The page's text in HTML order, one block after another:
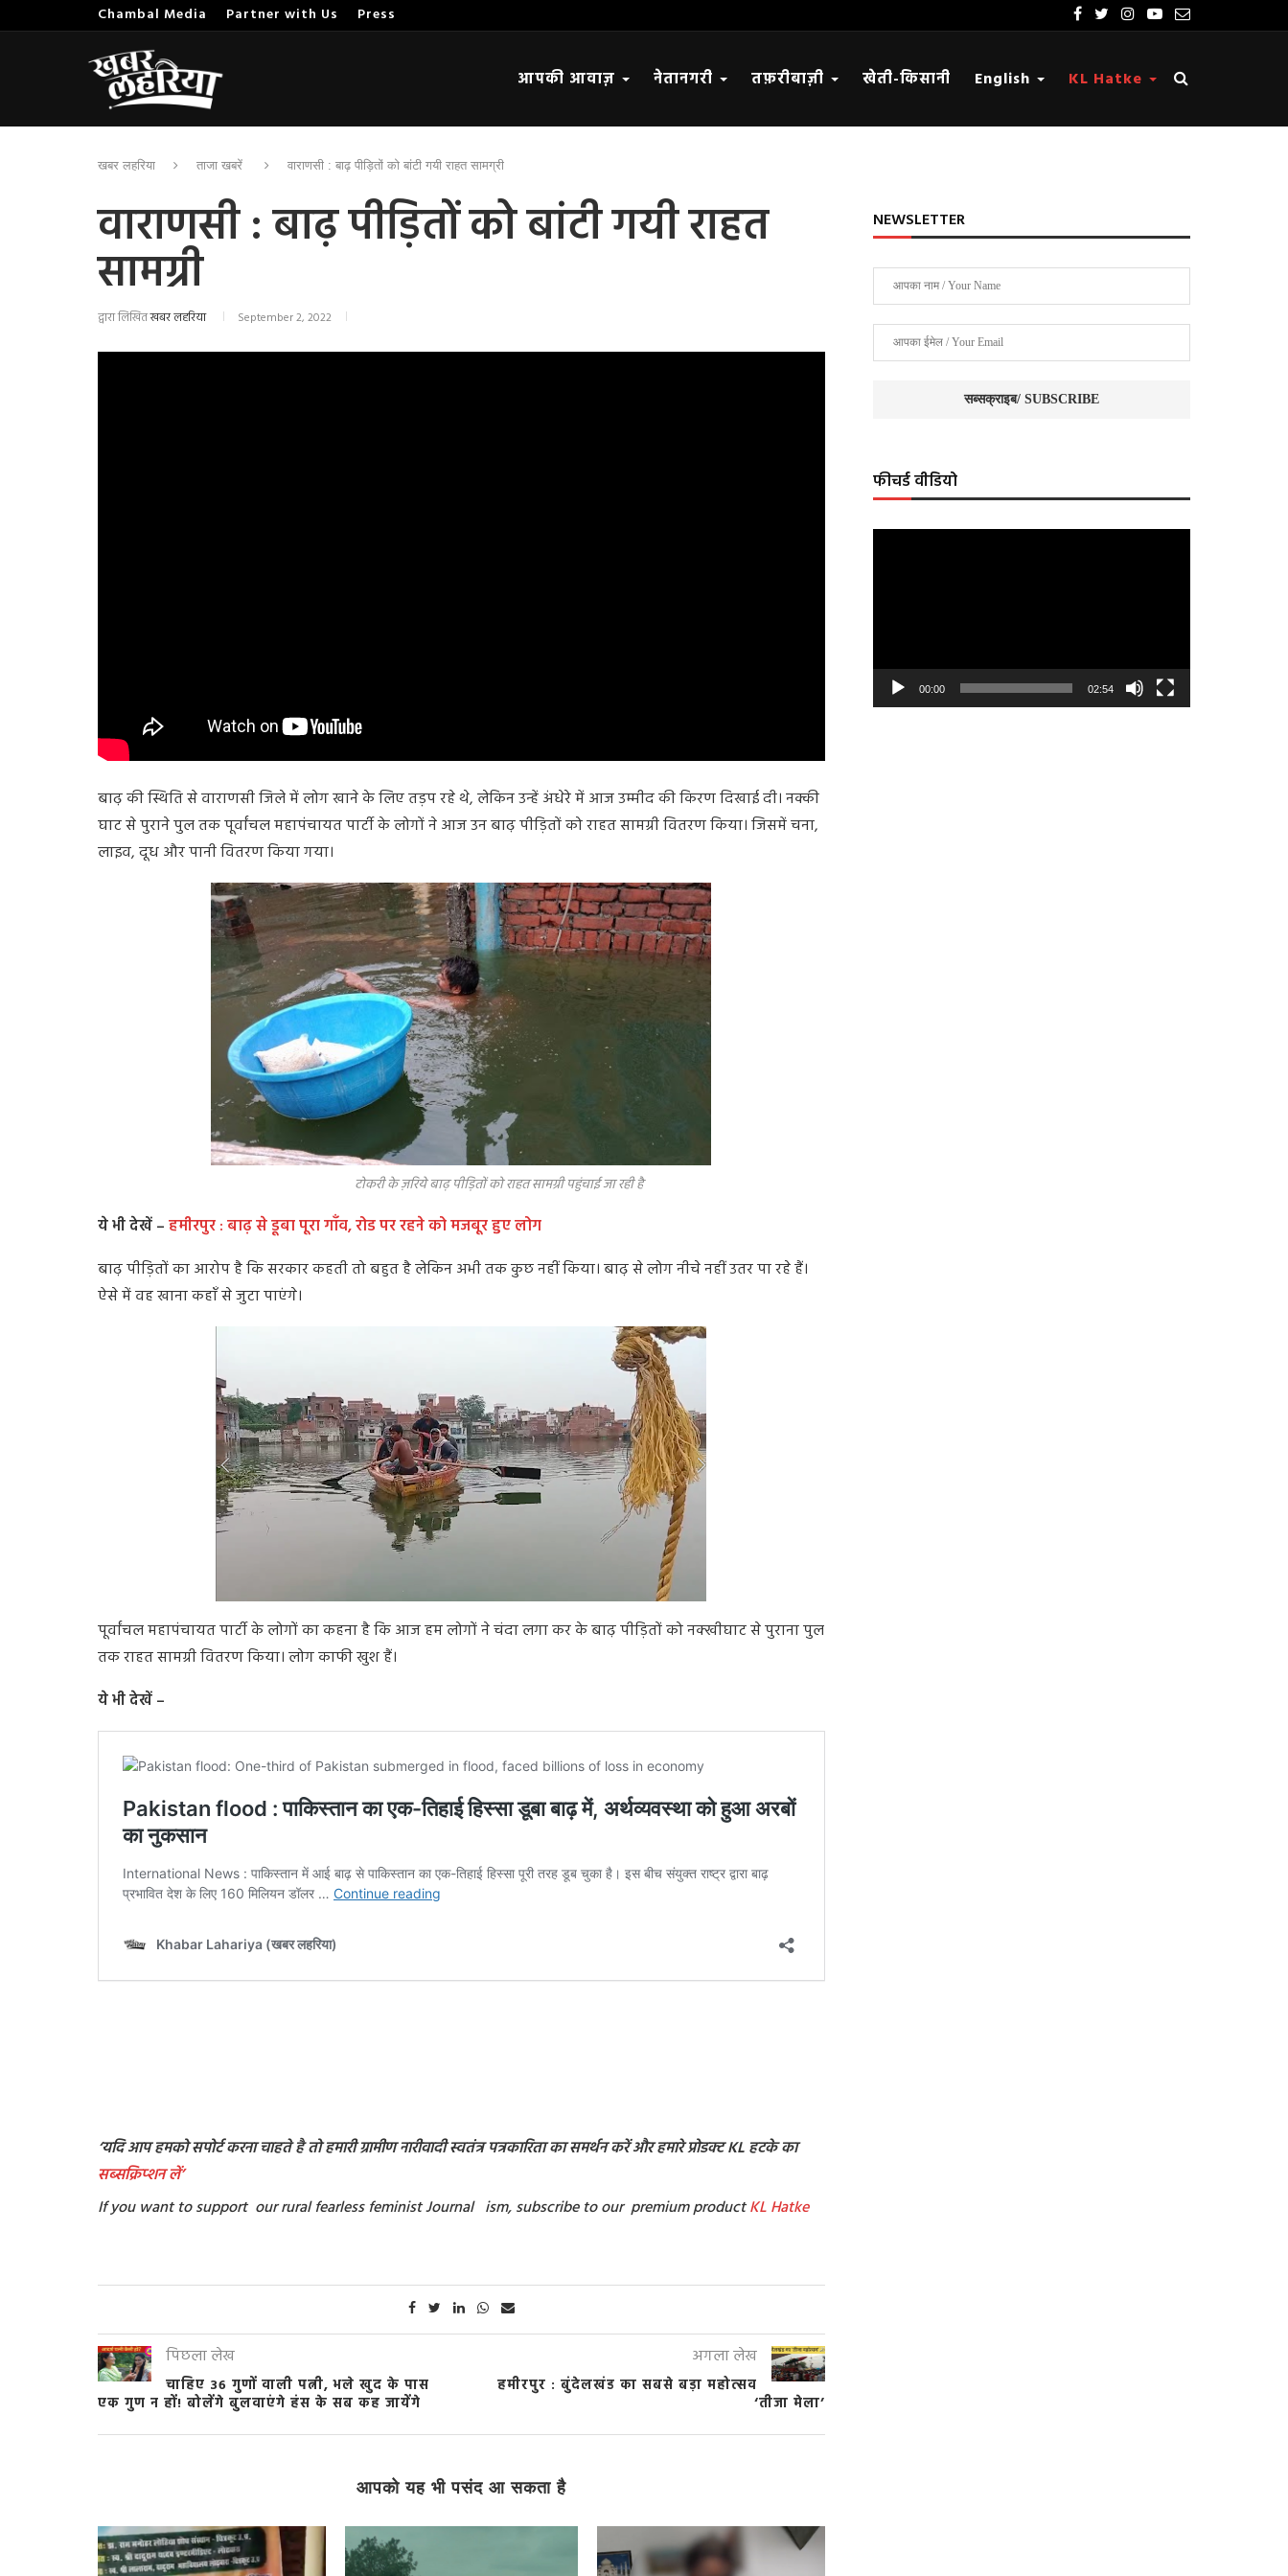
Chambal Media Partner with Us Press
आपकी आवाज़ नेतानगरी तफ़रीबाज़ी खेती-किसानी English KL Hatke
खबर लहरिया ताजा खबरें वाराणसी : बाढ़ पीड़ितों को बांटी गयी राहत सामग्री
वाराणसी : बाढ़ पीड़ितों को बांटी गयी राहत
सामग्री
द्वारा लिखितखबर लहरिया September 2, 2022
बाढ़ की स्थिति से वाराणसी जिले में लोग खाने के लिए तड़प रहे थे, लेकिन उन्हें अंधेरे में आज उम्मीद की किरण दिखाई दी। नक्की
घाट से पुराने पुल तक पूर्वांचल महापंचायत पार्टी के लोगों ने आज उन बाढ़ पीड़ितों को राहत सामग्री वितरण किया। जिसमें चना,
लाइव, दूध और पानी वितरण किया गया।
टोकरी के ज़रिये बाढ़ पीड़ितों को राहत सामग्री पहुंचाई जा रही है
ये भी देखें –हमीरपुर : बाढ़ से डूबा पूरा गाँव, रोड पर रहने को मजबूर हुए लोग
बाढ़ पीड़ितों का आरोप है कि सरकार कहती तो बहुत है लेकिन अभी तक कुछ नहीं किया। बाढ़ से लोग नीचे नहीं उतर पा रहे हैं।
ऐसे में वह खाना कहाँ से जुटा पाएंगे।
पूर्वांचल महापंचायत पार्टी के लोगों का कहना है कि आज हम लोगों ने चंदा लगा कर के बाढ़ पीड़ितों को नक्खीघाट से पुराना पुल
तक राहत सामग्री वितरण किया। लोग काफी खुश हैं।
ये भी देखें –
‘यदि आप हमको सपोर्ट करना चाहते है तो हमारी ग्रामीण नारीवादी स्वतंत्र पत्रकारिता का समर्थन करें और हमारे प्रोडक्ट KL हटके का
सब्सक्रिप्शनलें’
If you want to support our rural fearless feminist Journal ism, subscribe to our premium productKL Hatke
पिछला लेख
चाहिए 36 गुणों वाली पत्नी, भले खुद के पास
एक गुण न हों! बोलेंगे बुलवाएंगे हंस के सब कह जायेंगे
अगला लेख
हमीरपुर : बुंदेलखंड का सबसे बड़ा महोत्सव
‘तीजा मेला’
आपको यह भी पसंद आ सकता है
NEWSLETTER
फीचर्ड वीडियो
00:00 02:54